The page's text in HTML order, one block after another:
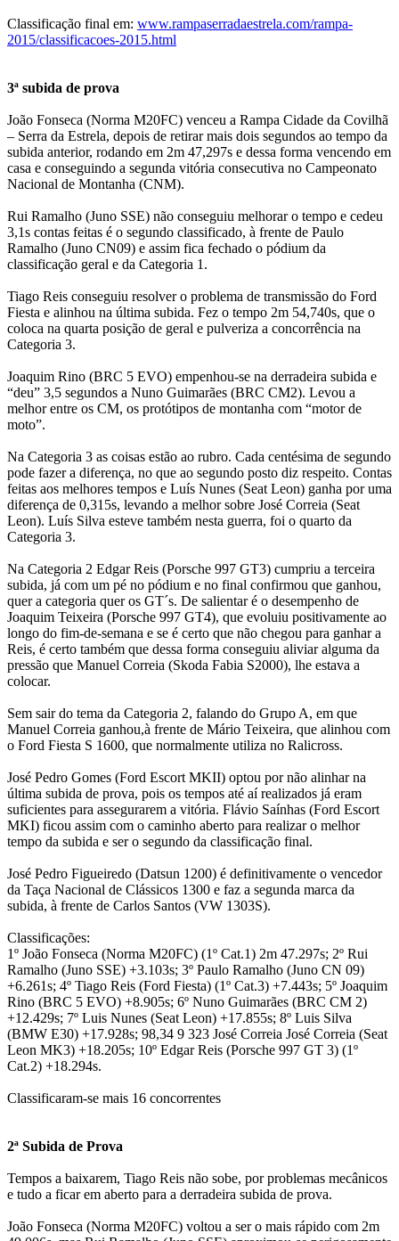
Classificação final em: www.rampaserradaestrela.com/rampa-
2015/classificacoes-2015.html
3ª subida de prova
João Fonseca (Norma M20FC) venceu a Rampa Cidade da Covilhã
– Serra da Estrela, depois de retirar mais dois segundos ao tempo da
subida anterior, rodando em 2m 47,297s e dessa forma vencendo em
casa e conseguindo a segunda vitória consecutiva no Campeonato
Nacional de Montanha (CNM).
Rui Ramalho (Juno SSE) não conseguiu melhorar o tempo e cedeu
3,1s contas feitas é o segundo classificado, à frente de Paulo
Ramalho (Juno CN09) e assim fica fechado o pódium da
classificação geral e da Categoria 1.
Tiago Reis conseguiu resolver o problema de transmissão do Ford
Fiesta e alinhou na última subida. Fez o tempo 2m 54,740s, que o
coloca na quarta posição de geral e pulveriza a concorrência na
Categoria 3.
Joaquim Rino (BRC 5 EVO) empenhou-se na derradeira subida e
“deu” 3,5 segundos a Nuno Guimarães (BRC CM2). Levou a
melhor entre os CM, os protótipos de montanha com “motor de
moto”.
Na Categoria 3 as coisas estão ao rubro. Cada centésima de segundo
pode fazer a diferença, no que ao segundo posto diz respeito. Contas
feitas aos melhores tempos e Luís Nunes (Seat Leon) ganha por uma
diferença de 0,315s, levando a melhor sobre José Correia (Seat
Leon). Luís Silva esteve também nesta guerra, foi o quarto da
Categoria 3.
Na Categoria 2 Edgar Reis (Porsche 997 GT3) cumpriu a terceira
subida, já com um pé no pódium e no final confirmou que ganhou,
quer a categoria quer os GT´s. De salientar é o desempenho de
Joaquim Teixeira (Porsche 997 GT4), que evoluiu positivamente ao
longo do fim-de-semana e se é certo que não chegou para ganhar a
Reis, é certo também que dessa forma conseguiu aliviar alguma da
pressão que Manuel Correia (Skoda Fabia S2000), lhe estava a
colocar.
Sem sair do tema da Categoria 2, falando do Grupo A, em que
Manuel Correia ganhou,à frente de Mário Teixeira, que alinhou com
o Ford Fiesta S 1600, que normalmente utiliza no Ralicross.
José Pedro Gomes (Ford Escort MKII) optou por não alinhar na
última subida de prova, pois os tempos até aí realizados já eram
suficientes para assegurarem a vitória. Flávio Saínhas (Ford Escort
MKI) ficou assim com o caminho aberto para realizar o melhor
tempo da subida e ser o segundo da classificação final.
José Pedro Figueiredo (Datsun 1200) é definitivamente o vencedor
da Taça Nacional de Clássicos 1300 e faz a segunda marca da
subida, à frente de Carlos Santos (VW 1303S).
Classificações:
1º João Fonseca (Norma M20FC) (1º Cat.1) 2m 47.297s; 2º Rui
Ramalho (Juno SSE) +3.103s; 3º Paulo Ramalho (Juno CN 09)
+6.261s; 4º Tiago Reis (Ford Fiesta) (1º Cat.3) +7.443s; 5º Joaquim
Rino (BRC 5 EVO) +8.905s; 6º Nuno Guimarães (BRC CM 2)
+12.429s; 7º Luis Nunes (Seat Leon) +17.855s; 8º Luis Silva
(BMW E30) +17.928s; 98,34 9 323 José Correia José Correia (Seat
Leon MK3) +18.205s; 10º Edgar Reis (Porsche 997 GT 3) (1º
Cat.2) +18.294s.
Classificaram-se mais 16 concorrentes
2ª Subida de Prova
Tempos a baixarem, Tiago Reis não sobe, por problemas mecânicos
e tudo a ficar em aberto para a derradeira subida de prova.
João Fonseca (Norma M20FC) voltou a ser o mais rápido com 2m